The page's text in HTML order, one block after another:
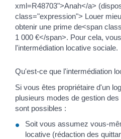
xml=R48703">Anah</a>
class="expression"> Louer
obtenir une prime de<span
1 000 €</span>. Pour cela,
l'intermédiation locative sociale.
Qu'est-ce que l'intermédiation
Si vous êtes propriétaire d'un
plusieurs modes de gestion
sont possibles :
Soit vous assumez vous-
locative (rédaction des